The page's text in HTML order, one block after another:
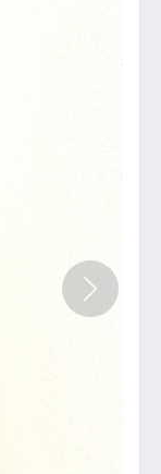
Volgende